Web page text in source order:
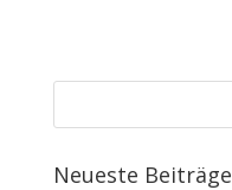
f
t
f
t
Neueste Beiträge